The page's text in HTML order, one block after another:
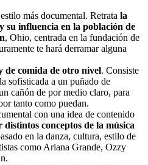
más documental. Retrata la
su influencia en la población de
, Ohio, centrada en la fundación de
te hará derramar alguna
de comida de otro nivel. Consiste
sofisticada a un puñado de
cañón de por medio claro, para
tanto como puedan.
con una idea de contenido
distintos conceptos de la música
en la danza, cultura, estilo de
como Ariana Grande, Ozzy